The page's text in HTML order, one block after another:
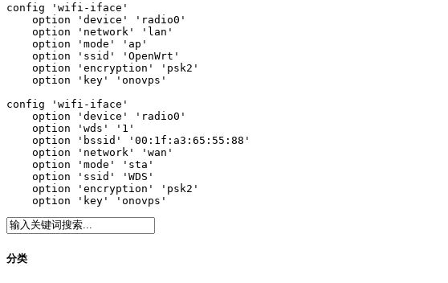
config 'wifi-iface'
    option 'device' 'radio0'
    option 'network' 'lan'
    option 'mode' 'ap'
    option 'ssid' 'OpenWrt'
    option 'encryption' 'psk2'
    option 'key' 'onovps'
config 'wifi-iface'
    option 'device' 'radio0'
    option 'wds' '1'
    option 'bssid' '00:1f:a3:65:55:88'
    option 'network' 'wan'
    option 'mode' 'sta'
    option 'ssid' 'WDS'
    option 'encryption' 'psk2'
    option 'key' 'onovps'
分类